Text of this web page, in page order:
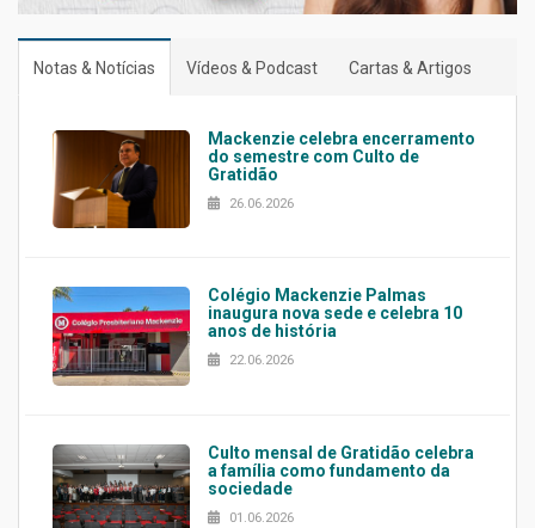
Notas & Notícias Vídeos & Podcast Cartas & Artigos
Mackenzie celebra encerramento
do semestre com Culto de
Gratidão
26.06.2026
Colégio Mackenzie Palmas
inaugura nova sede e celebra 10
anos de história
22.06.2026
Culto mensal de Gratidão celebra
a família como fundamento da
sociedade
01.06.2026